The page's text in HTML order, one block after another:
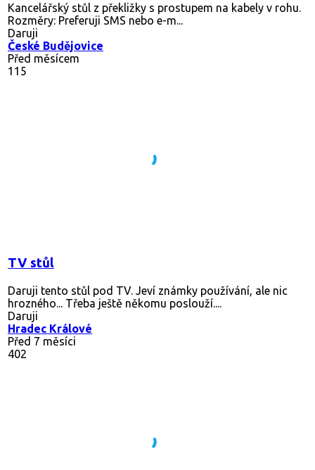
Kancelářský stůl z překližky s prostupem na kabely v rohu.
Rozměry: Preferuji SMS nebo e-m...
Daruji
České Budějovice
Před měsícem
115
TV stůl
Daruji tento stůl pod TV. Jeví známky používání, ale nic
hrozného... Třeba ještě někomu poslouží....
Daruji
Hradec Králové
Před 7 měsíci
402